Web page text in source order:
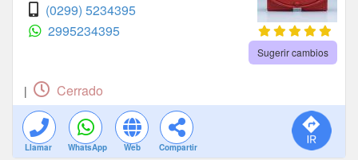
(0299) 5234395
2995234395
Sugerir cambios
| Cerrado
Llamar WhatsApp Web Compartir